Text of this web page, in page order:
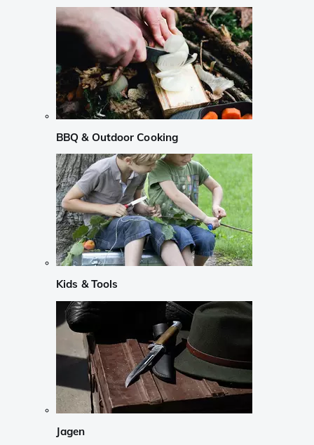
BBQ & Outdoor Cooking
Kids & Tools
Jagen